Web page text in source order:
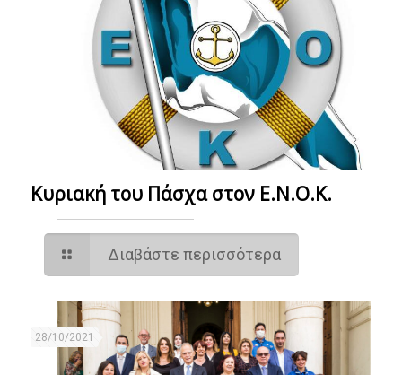
Κυριακή του Πάσχα στον Ε.Ν.Ο.Κ.
Διαβάστε περισσότερα
28/10/2021